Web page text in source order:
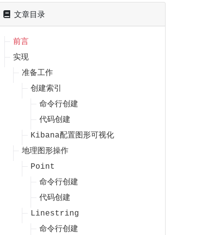
文章目录
前言
实现
准备工作
创建索引
命令行创建
代码创建
Kibana配置图形可视化
地理图形操作
Point
命令行创建
代码创建
Linestring
命令行创建